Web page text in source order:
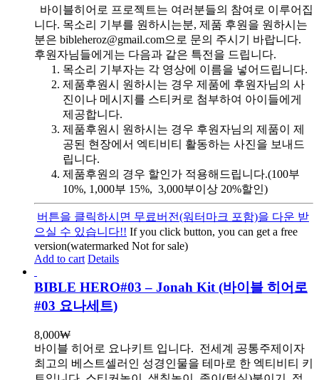
바이블히어로 프로젝트는 여러분들의 참여로 이루어집
니다. 목소리 기부를 원하시는분, 제품 후원을 원하시는
분은 bibleheroz@gmail.com으로 문의 주시기 바랍니다.
후원자님들에게는 다음과 같은 특전을 드립니다.
목소리 기부자는 각 영상에 이름을 넣어드립니다.
제품후원시 원하시는 경우 제품에 후원자님의 사
진이나 메시지를 스티커로 첨부하여 아이들에게
제공합니다.
제품후원시 원하시는 경우 후원자님의 제품이 제
공된 현장에서 엑티비티 활동하는 사진을 보내드
립니다.
제품후원의 경우 할인가 적용해드립니다.(100부
10%, 1,000부 15%, 3,000부이상 20%할인)
버튼을 클릭하시면 무료버전(워터마크 포함)을 다운 받
으실 수 있습니다!! If you click button, you can get a free
version(watermarked Not for sale)
Add to cart Details
BIBLE HERO#03 – Jonah Kit (바이블 히어로
#03 요나세트)
8,000₩
바이블 히어로 요나키트 입니다. 전세계 공통주제이자
최고의 베스트셀러인 성경인물을 테마로 한 엑티비티 키